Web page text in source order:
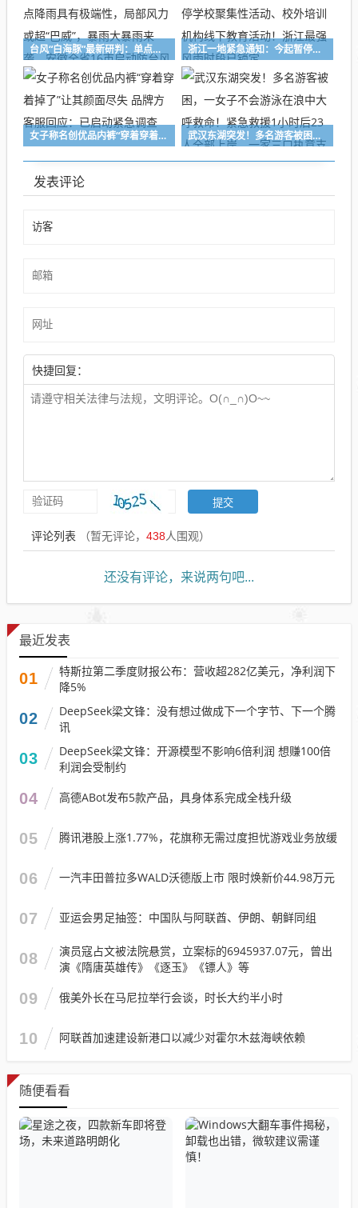
台风“白海豚”最新研判：单点降雨具有极端性，局部风力或超“巴威”，暴雨大暴雨来袭，安徽全省16市启动防台风四级应急响应 浙江一地紧急通知：今起暂停学校聚集性活动、校外培训机构线下教育活动！浙江最强风雨时段已锁定
女子称名创优品内裤“穿着穿着掉了”让其颜面尽失 品牌方客服回应：已启动紧急调查 武汉东湖突发！多名游客被困，一女子不会游泳在浪中大呼救命！紧急救援1小时后23人全部上岸，一家三口执意支付“救援费”被民警微笑婉拒
发表评论
快捷回复：
评论列表 （暂无评论， 438人围观）
还没有评论，来说两句吧...
最近发表
01
特斯拉第二季度财报公布：营收超282亿美元，净利润下
降5%
02
DeepSeek梁文锋：没有想过做成下一个字节、下一个腾
讯
03
DeepSeek梁文锋：开源模型不影响6倍利润 想赚100倍
利润会受制约
04 高德ABot发布5款产品，具身体系完成全栈升级
05 腾讯港股上涨1.77%，花旗称无需过度担忧游戏业务放缓
06 一汽丰田普拉多WALD沃德版上市 限时焕新价44.98万元
07 亚运会男足抽签：中国队与阿联酋、伊朗、朝鲜同组
08
演员寇占文被法院悬赏，立案标的6945937.07元，曾出
演《隋唐英雄传》《逐玉》《镖人》等
09 俄美外长在马尼拉举行会谈，时长大约半小时
10 阿联酋加速建设新港口以减少对霍尔木兹海峡依赖
随便看看